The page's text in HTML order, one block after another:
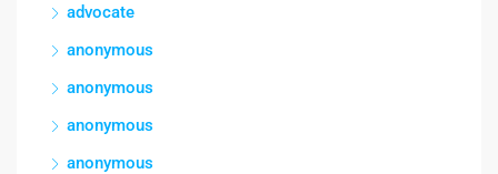
advocate
anonymous
anonymous
anonymous
anonymous